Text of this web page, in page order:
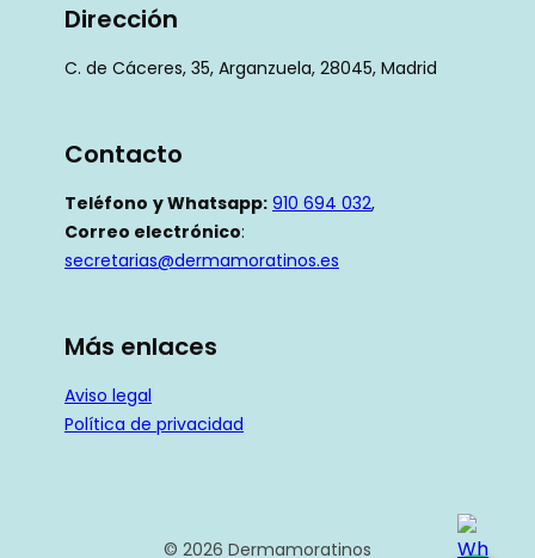
Dirección
C. de Cáceres, 35, Arganzuela, 28045, Madrid
Contacto
Teléfono y Whatsapp: 910 694 032,
Correo electrónico:
secretarias@dermamoratinos.es
Más enlaces
Aviso legal
Política de privacidad
© 2026 Dermamoratinos